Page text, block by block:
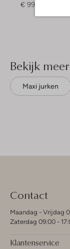
€ 99,99
Bekijk meer
Maxi jurken
Contact
Maandag - Vrijdag
Zaterdag 09:00 -
Klantenservice